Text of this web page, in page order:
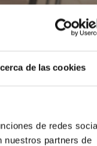
de las cookies
de redes
nuestros partners de